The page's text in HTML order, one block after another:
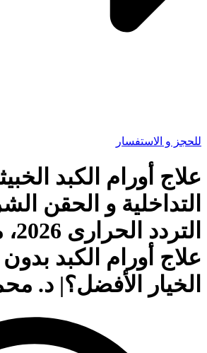
للحجز و الاستفسار
علاج أورام الكبد
التداخلية و الحقن
علاج أورام الكبد
الخيار الأفضل؟| د.